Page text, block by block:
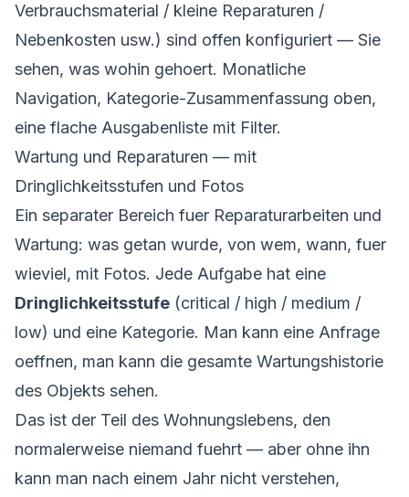
Verbrauchsmaterial / kleine Reparaturen /
Nebenkosten usw.) sind offen konfiguriert — Sie
sehen, was wohin gehoert. Monatliche
Navigation, Kategorie-Zusammenfassung oben,
eine flache Ausgabenliste mit Filter.
Wartung und Reparaturen — mit
Dringlichkeitsstufen und Fotos
Ein separater Bereich fuer Reparaturarbeiten und
Wartung: was getan wurde, von wem, wann, fuer
wieviel, mit Fotos. Jede Aufgabe hat eine
Dringlichkeitsstufe (critical / high / medium /
low) und eine Kategorie. Man kann eine Anfrage
oeffnen, man kann die gesamte Wartungshistorie
des Objekts sehen.
Das ist der Teil des Wohnungslebens, den
normalerweise niemand fuehrt — aber ohne ihn
kann man nach einem Jahr nicht verstehen,